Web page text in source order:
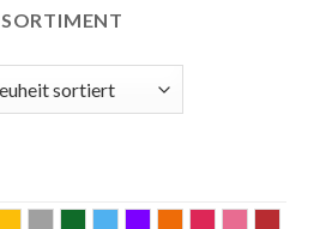
SORTIMENT